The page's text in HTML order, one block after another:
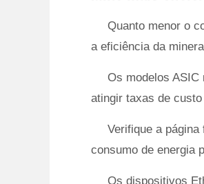
Quanto menor o
a eficiência da
Os modelos
atingir taxas de
Verifique a
consumo de energia
Os dispositivos